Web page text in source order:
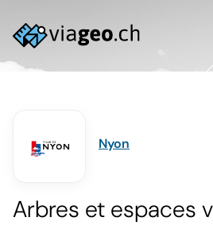
Nyon
Arbres et espaces